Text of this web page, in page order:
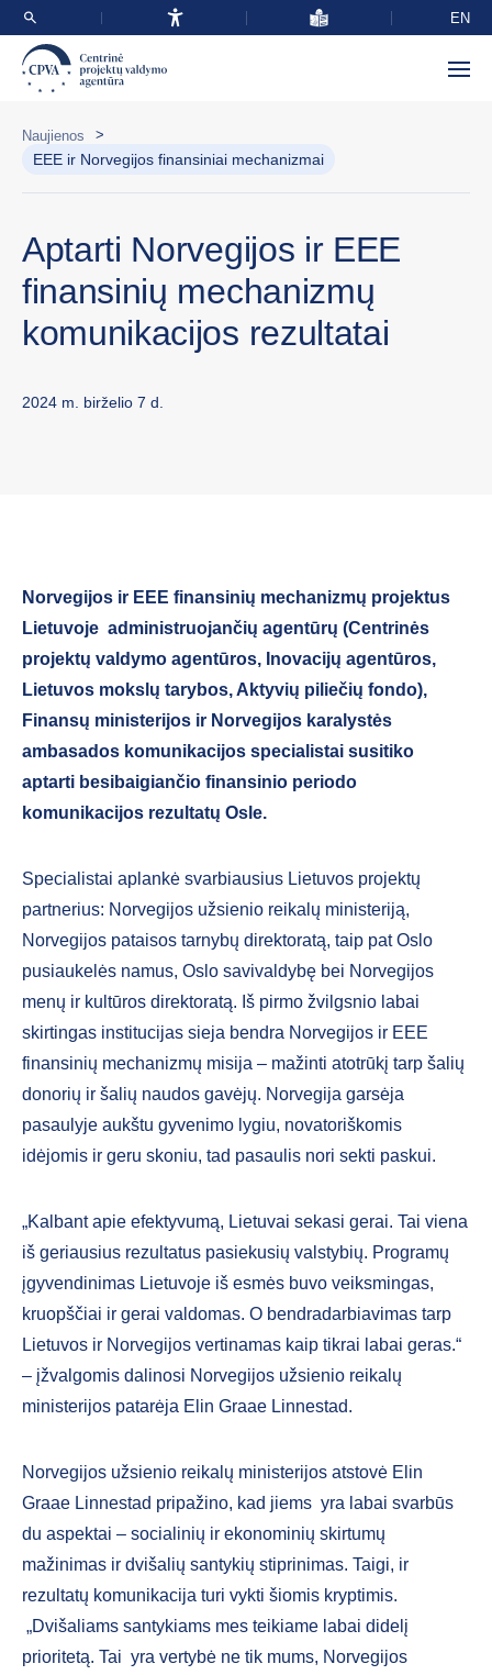
EN
Naujienos >
EEE ir Norvegijos finansiniai mechanizmai
Aptarti Norvegijos ir EEE
finansinių mechanizmų
komunikacijos rezultatai
2024 m. birželio 7 d.
Norvegijos ir EEE finansinių mechanizmų projektus
Lietuvoje administruojančių agentūrų (Centrinės
projektų valdymo agentūros, Inovacijų agentūros,
Lietuvos mokslų tarybos, Aktyvių piliečių fondo),
Finansų ministerijos ir Norvegijos karalystės
ambasados komunikacijos specialistai susitiko
aptarti besibaigiančio finansinio periodo
komunikacijos rezultatų Osle.
Specialistai aplankė svarbiausius Lietuvos projektų
partnerius: Norvegijos užsienio reikalų ministeriją,
Norvegijos pataisos tarnybų direktoratą, taip pat Oslo
pusiaukelės namus, Oslo savivaldybę bei Norvegijos
menų ir kultūros direktoratą. Iš pirmo žvilgsnio labai
skirtingas institucijas sieja bendra Norvegijos ir EEE
finansinių mechanizmų misija – mažinti atotrūkį tarp šalių
donorių ir šalių naudos gavėjų. Norvegija garsėja
pasaulyje aukštu gyvenimo lygiu, novatoriškomis
idėjomis ir geru skoniu, tad pasaulis nori sekti paskui.
„Kalbant apie efektyvumą, Lietuvai sekasi gerai. Tai viena
iš geriausius rezultatus pasiekusių valstybių. Programų
įgyvendinimas Lietuvoje iš esmės buvo veiksmingas,
kruopščiai ir gerai valdomas. O bendradarbiavimas tarp
Lietuvos ir Norvegijos vertinamas kaip tikrai labai geras.“
– įžvalgomis dalinosi Norvegijos užsienio reikalų
ministerijos patarėja Elin Graae Linnestad.
Norvegijos užsienio reikalų ministerijos atstovė Elin
Graae Linnestad pripažino, kad jiems yra labai svarbūs
du aspektai – socialinių ir ekonominių skirtumų
mažinimas ir dvišalių santykių stiprinimas. Taigi, ir
rezultatų komunikacija turi vykti šiomis kryptimis.
„Dvišaliams santykiams mes teikiame labai didelį
prioritetą. Tai yra vertybė ne tik mums, Norvegijos